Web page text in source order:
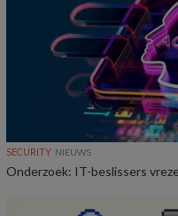
SECURITY NIEUWS
Onderzoek: IT-beslissers